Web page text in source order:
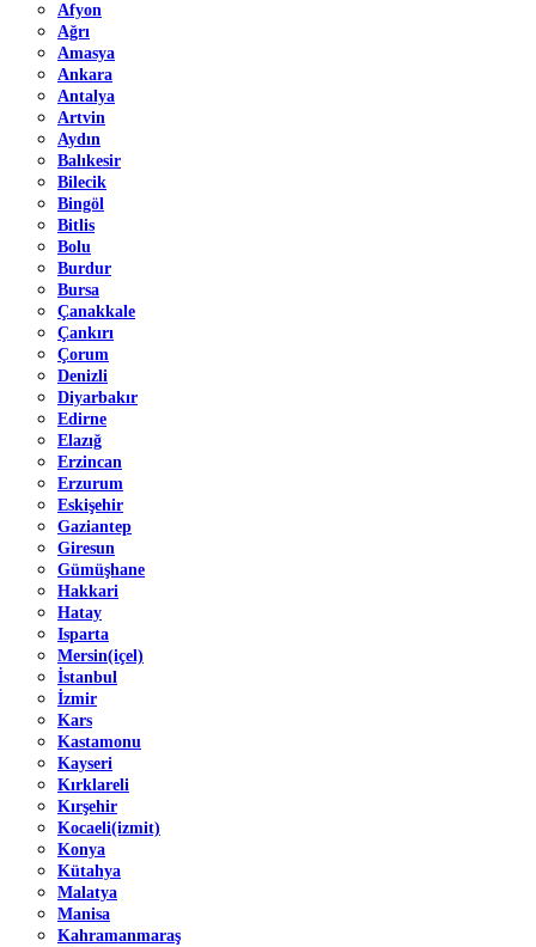
Afyon
Ağrı
Amasya
Ankara
Antalya
Artvin
Aydın
Balıkesir
Bilecik
Bingöl
Bitlis
Bolu
Burdur
Bursa
Çanakkale
Çankırı
Çorum
Denizli
Diyarbakır
Edirne
Elazığ
Erzincan
Erzurum
Eskişehir
Gaziantep
Giresun
Gümüşhane
Hakkari
Hatay
Isparta
Mersin(içel)
İstanbul
İzmir
Kars
Kastamonu
Kayseri
Kırklareli
Kırşehir
Kocaeli(izmit)
Konya
Kütahya
Malatya
Manisa
Kahramanmaraş